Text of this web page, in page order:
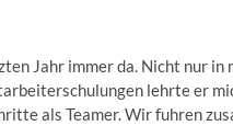
Jahr immer da. Nicht nur
lehrte er
als Teamer. Wir fuhren